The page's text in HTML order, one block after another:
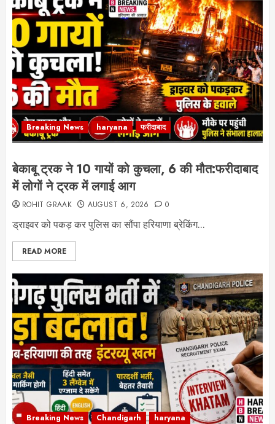
Breaking News haryana फरीदाबाद
बेकाबू ट्रक ने 10 गायों को कुचला, 6 की मौत:फरीदाबाद
में लोगों ने ट्रक में लगाई आग
ROHIT GRAAK AUGUST 6, 2026 0
ड्राइवर को पकड़ कर पुलिस का सौंपा हरियाणा ब्रेकिंग...
READ MORE
Breaking News Chandigarh haryana